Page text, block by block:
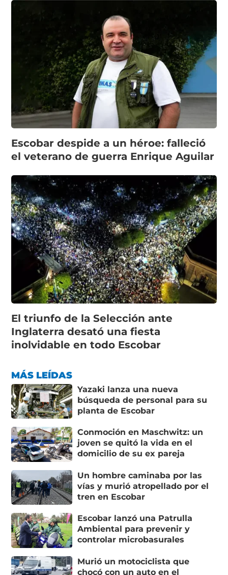
Escobar despide a un héroe: falleció
el veterano de guerra Enrique Aguilar
El triunfo de la Selección ante
Inglaterra desató una fiesta
inolvidable en todo Escobar
MÁS LEÍDAS
Yazaki lanza una nueva
búsqueda de personal para su
planta de Escobar
Conmoción en Maschwitz: un
joven se quitó la vida en el
domicilio de su ex pareja
Un hombre caminaba por las
vías y murió atropellado por el
tren en Escobar
Escobar lanzó una Patrulla
Ambiental para prevenir y
controlar microbasurales
Murió un motociclista que
chocó con un auto en el